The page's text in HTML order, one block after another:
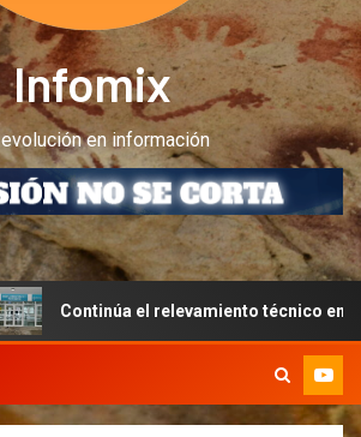
Infomix
en información
el relevamiento técnico en Perito